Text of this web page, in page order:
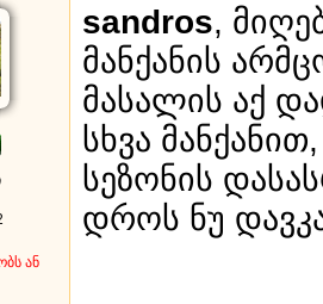
ან
sandros,
მანქანის
მასალის აქ
სხვა
სეზონის
დროს ნუ